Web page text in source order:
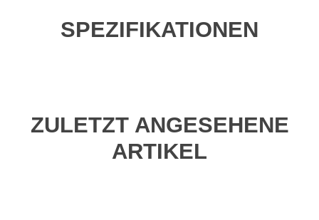
SPEZIFIKATIONEN
ZULETZT ANGESEHENE
ARTIKEL